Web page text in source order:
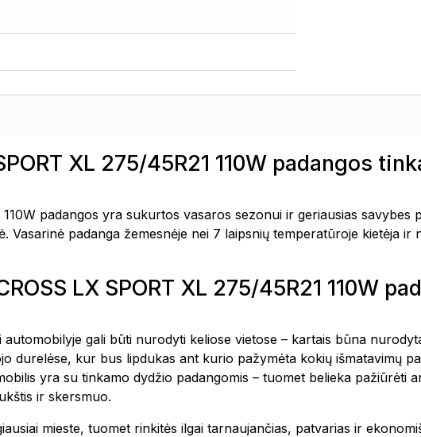
XL 275/45R21 110W padangos
110W padangos yra sukurtos vasaros sezonui ir geriausias
Vasarinė padanga žemesnėje nei 7 laipsnių temperatūroje kietėja ir
LX SPORT XL 275/45R21 110W
gali būti nurodyti keliose vietose – kartais būna
durelėse, kur bus lipdukas ant kurio pažymėta kokių išmatavimų
yra su tinkamo dydžio padangomis – tuomet belieka pažiūrėti
ir skersmuo.
mieste, tuomet rinkitės ilgai tarnaujančias, patvarias ir